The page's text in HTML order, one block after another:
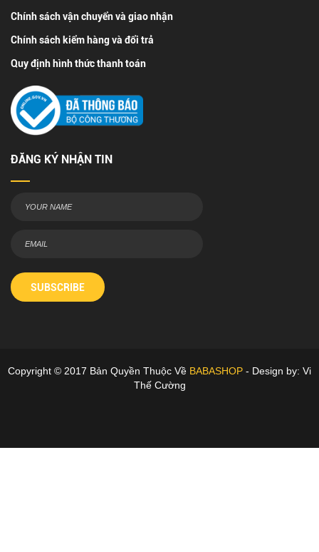
Chính sách vận chuyển và giao nhận
Chính sách kiểm hàng và đổi trả
Quy định hình thức thanh toán
ĐĂNG KÝ NHẬN TIN
SUBSCRIBE
Copyright © 2017 Bản Quyền Thuộc Về BABASHOP - Design by: Vi
Thế Cường